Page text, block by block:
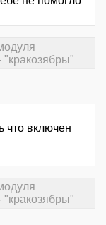
"кракозябры"
что включен
"кракозябры"